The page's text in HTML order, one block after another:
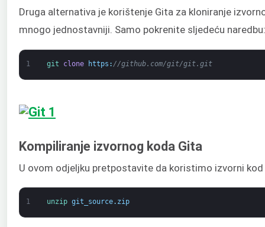
Druga alternativa je korištenje Gita za kloniranje
mnogo jednostavniji. Samo pokrenite sljedeću naredbu:
1 git clone https : //github.com/git/git.git
Kompiliranje izvornog koda Gita
U ovom odjeljku pretpostavite da koristimo izvorni
1 unzip git_source. zip